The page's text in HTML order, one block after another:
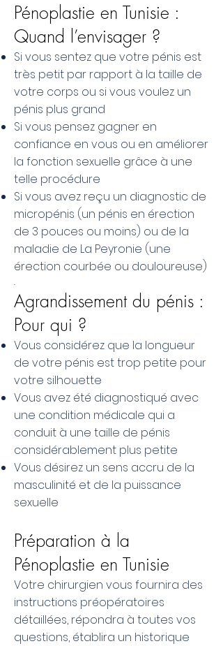
Pénoplastie en Tunisie :
Quand l’envisager ?
Si vous sentez que votre pénis est
très petit par rapport à la taille de
votre corps ou si vous voulez un
pénis plus grand
Si vous pensez gagner en
confiance en vous ou en améliorer
la fonction sexuelle grâce à une
telle procédure
Si vous avez reçu un diagnostic de
micropénis (un pénis en érection
de 3 pouces ou moins) ou de la
maladie de La Peyronie (une
érection courbée ou douloureuse)
.
Agrandissement du pénis :
Pour qui ?
Vous considérez que la longueur
de votre pénis est trop petite pour
votre silhouette
Vous avez été diagnostiqué avec
une condition médicale qui a
conduit à une taille de pénis
considérablement plus petite
Vous désirez un sens accru de la
masculinité et de la puissance
sexuelle
Préparation à la
Pénoplastie en Tunisie
Votre chirurgien vous fournira des
instructions préopératoires
détaillées, répondra à toutes vos
questions, établira un historique